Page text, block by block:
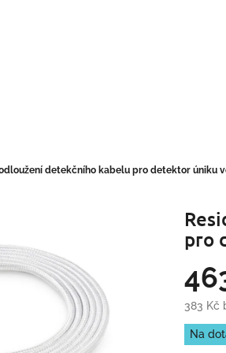
detekčního kabelu pro detektor úniku
pro
383 Kč
Měrná
cena:
Na